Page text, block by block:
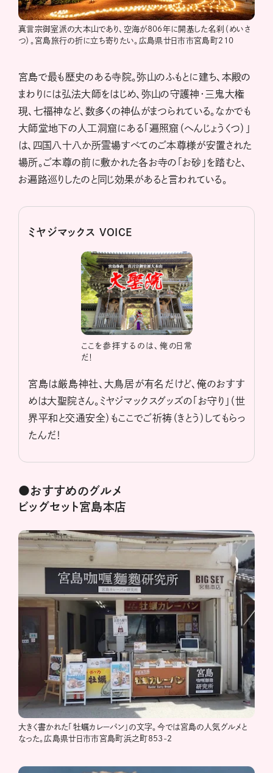
真言宗御室派の大本山であり、空海が806年に開基した名刹（めいさ
つ）。宮島旅行の折に立ち寄りたい。広島県廿日市市宮島町210
宮島で最も歴史のある寺院。弥山のふもとに建ち、本殿の
まわりには弘法大師をはじめ、弥山の守護神・三鬼大権
現、七福神など、数多くの神仏がまつられている。なかでも
大師堂地下の人工洞窟にある「遍照窟（へんじょうくつ）」
は、四国八十八か所霊場すべてのご本尊様が安置された
場所。ご本尊の前に敷かれた各お寺の「お砂」を踏むと、
お遍路巡りしたのと同じ効果があると言われている。
ミヤジマックス VOICE
ここを参拝するのは、俺の日常
だ！
宮島は厳島神社、大鳥居が有名だけど、俺のおすす
めは大聖院さん。ミヤジマックスグッズの「お守り」（世
界平和と交通安全）もここでご祈祷（きとう）してもらっ
たんだ！
●おすすめのグルメ
ビッグセット宮島本店
大きく書かれた「牡蠣カレーパン」の文字。今では宮島の人気グルメと
なった。広島県廿日市市宮島町浜之町853-2